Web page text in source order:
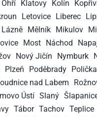
Klatovy Kolín
Letovice Liberec
Mělník Mikulov
Most Náchod
Nový Jičín Nymburk
Plzeň Poděbrady Polička
nad Labem
Ústí Slaný
Tábor Tachov Teplice